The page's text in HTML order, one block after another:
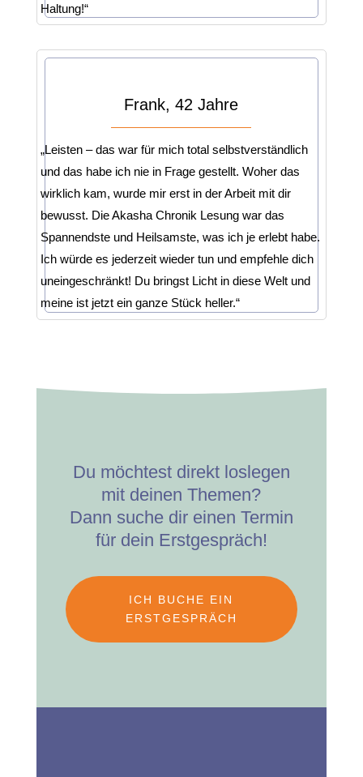
Haltung!“
Frank, 42 Jahre
„Leisten – das war für mich total selbstverständlich
und das habe ich nie in Frage gestellt. Woher das
wirklich kam, wurde mir erst in der Arbeit mit dir
bewusst. Die Akasha Chronik Lesung war das
Spannendste und Heilsamste, was ich je erlebt habe.
Ich würde es jederzeit wieder tun und empfehle dich
uneingeschränkt! Du bringst Licht in diese Welt und
meine ist jetzt ein ganze Stück heller.“
Du möchtest direkt loslegen
mit deinen Themen?
Dann suche dir einen Termin
für dein Erstgespräch!
ICH BUCHE EIN
ERSTGESPRÄCH